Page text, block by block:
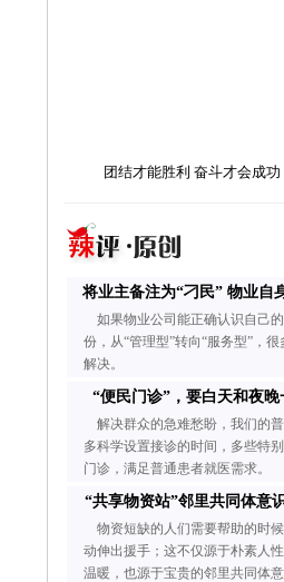
团结才能胜利 奋斗才会成功
将业主备注为“刁民” 物业自
如果物业公司能正确认识自己
份，从“管理型”转向“服务型”，
解决。
“便民门诊”，要白天和夜晚
解决群众的急难愁盼，我们的
多科学设置接诊的时间，多些特
门诊，满足普通患者就医需求。
“共享物资站”邻里共同体意
物资短缺的人们需要帮助的时
动伸出援手；这不仅源于朴素人
温暖，也源于宝贵的邻里共同体意